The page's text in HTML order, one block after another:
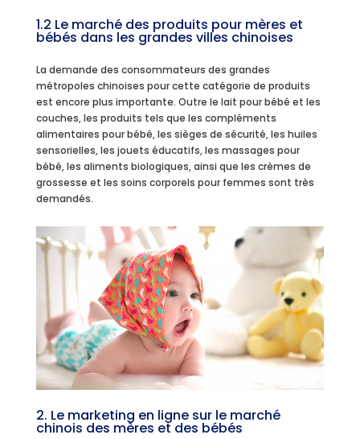
1.2 Le marché des produits pour mères et
bébés dans les grandes villes chinoises
La demande des consommateurs des grandes
métropoles chinoises pour cette catégorie de produits
est encore plus importante. Outre le lait pour bébé et les
couches, les produits tels que les compléments
alimentaires pour bébé, les sièges de sécurité, les huiles
sensorielles, les jouets éducatifs, les massages pour
bébé, les aliments biologiques, ainsi que les crèmes de
grossesse et les soins corporels pour femmes sont très
demandés.
2. Le marketing en ligne sur le marché
chinois des mères et des bébés